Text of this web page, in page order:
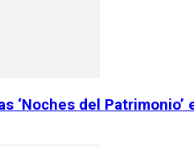
‘Noches del Patrimonio’